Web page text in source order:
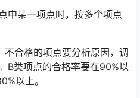
中某一项点时，按多个项点
合格的项点要分析原因，调
B类项点的合格率要在90%以
以上。